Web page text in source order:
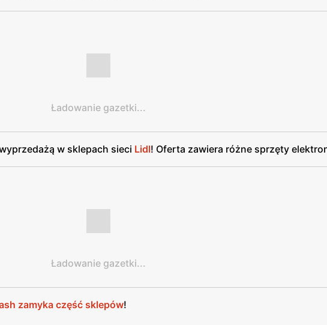
Ładowanie gazetki...
w sklepach sieci Lidl! Oferta zawiera różne sprzęty
Ładowanie gazetki...
zamyka część sklepów!